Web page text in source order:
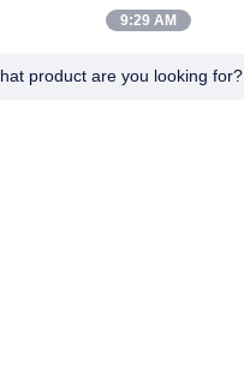
9:29 AM
product are you looking for?